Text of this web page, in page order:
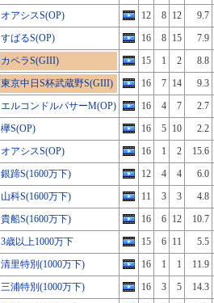
オアシスS(OP) 12 8 12
9.7
すばるS(OP) 16 8 15
7.9
カペラS(GIII) 15 1 2
8.8
東京中日S杯武蔵野S(GIII) 16 7 14
9.3
エルコンドルパサーM(OP) 16 4 7
2.7
欅S(OP) 16 5 10
2.2
オアシスS(OP) 16 1 2
15.6
銀蹄S(1600万下) 12 4 4
6.0
山科S(1600万下) 11 3 3
4.8
貴船S(1600万下) 16 6 12
10.7
3歳以上1000万下 15 6 11
5.5
清里特別(1000万下) 16 1 1
11.9
三浦特別(1000万下) 16 3 5
14.3